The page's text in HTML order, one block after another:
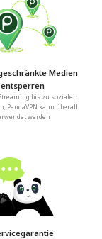
Medien
entsperren
bis zu sozialen
PandaVPN kann überall
werden